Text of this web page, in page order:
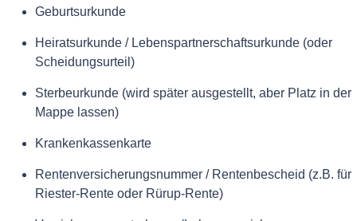
Geburtsurkunde
Heiratsurkunde / Lebenspartnerschaftsurkunde (oder
Scheidungsurteil)
Sterbeurkunde (wird später ausgestellt, aber Platz in der
Mappe lassen)
Krankenkassenkarte
Rentenversicherungsnummer / Rentenbescheid (z.B. für
Riester-Rente oder Rürup-Rente)